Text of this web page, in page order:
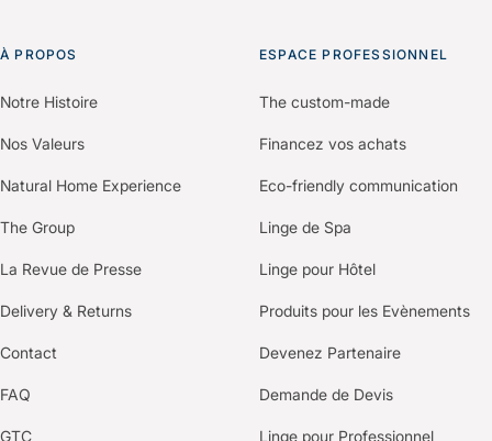
À PROPOS
Notre Histoire
Nos Valeurs
Natural Home Experience
The Group
La Revue de Presse
Delivery & Returns
Contact
FAQ
GTC
ESPACE PROFESSIONNEL
The custom-made
Financez vos achats
Eco-friendly communication
Linge de Spa
Linge pour Hôtel
Produits pour les Evènements
Devenez Partenaire
Demande de Devis
Linge pour Professionnel